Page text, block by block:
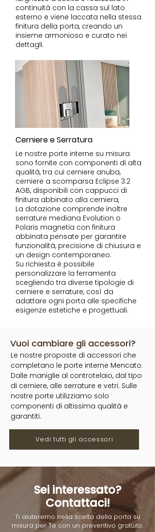
continuità con la cassa sul lato
esterno e viene laccata nella stessa
finitura della porta, creando un
insieme armonioso e curato nei
dettagli.
Cerniere e Serratura
Le nostre porte interne su misura
sono fornite con componenti di alta
qualità, tra cui cerniere anuba,
cerniere a scomparsa Eclipse 3.2
AGB, disponibili con cappucci di
finitura abbinato alla cerniera,
La dotazione comprende inoltre
serrature mediana Evolution o
Polaris magnetia con finitura
abbinata pensate per garantire
funzionalità, precisione di chiusura e
un design contemporaneo.
Su richiesta è possibile
personalizzare la ferramenta
scegliendo tra diverse tipologie di
cerniere e serrature, così da
adattare ogni porta alle specifiche
esigenze estetiche e progettuali.
Vuoi cambiare gli accessori?
Le nostre proposte di accessori che
completano le porte interne Mencato.
Dalle maniglie al controtelaio, dal tipo
di cerniere, alle serrature e vetri. Sulle
nostre porte utilizziamo solo
componenti di altissima qualità e
garantiti.
Vedi tutti gli accessori
Sei interessato?
Contattaci!
Ti aiuteremo nella scelta della porta su
misura per Te con un preventivo gratuito.